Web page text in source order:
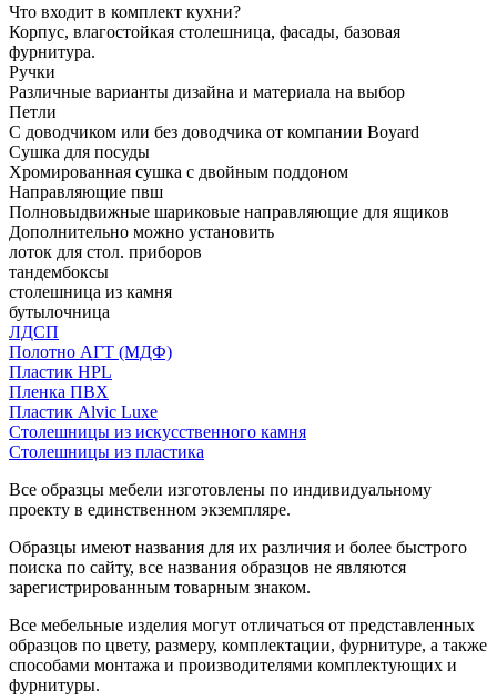
Что входит в комплект кухни?
Корпус, влагостойкая столешница, фасады, базовая
фурнитура.
Ручки
Различные варианты дизайна и материала на выбор
Петли
С доводчиком или без доводчика от компании Boyard
Сушка для посуды
Хромированная сушка с двойным поддоном
Направляющие пвш
Полновыдвижные шариковые направляющие для ящиков
Дополнительно можно установить
лоток для стол. приборов
тандембоксы
столешница из камня
бутылочница
ЛДСП
Полотно АГТ (МДФ)
Пластик HPL
Пленка ПВХ
Пластик Alvic Luxe
Столешницы из искусственного камня
Столешницы из пластика
Все образцы мебели изготовлены по индивидуальному
проекту в единственном экземпляре.
Образцы имеют названия для их различия и более быстрого
поиска по сайту, все названия образцов не являются
зарегистрированным товарным знаком.
Все мебельные изделия могут отличаться от представленных
образцов по цвету, размеру, комплектации, фурнитуре, а также
способами монтажа и производителями комплектующих и
фурнитуры.